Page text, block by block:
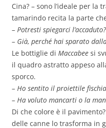
Cina? – sono l’ideale per la
tamarindo recita la parte
– Potresti spiegarci l’accaduto?
– Già, perché hai sparato
Le bottiglie di Maccabee si
il quadro astratto appeso
sporco.
– Ho sentito il proiettile
– Ha voluto mancarti o la
Di che colore è il
delle canne lo trasforma in